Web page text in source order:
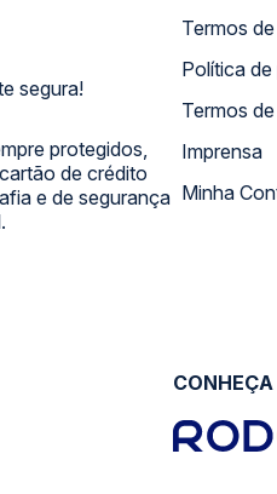
segura!
protegidos,
de crédito
e de segurança
Imprensa
Minha